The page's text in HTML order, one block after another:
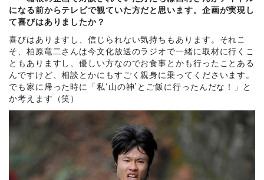
になる前からテレビで観ていた方だと思います。企画が実現し
て喜びはありましたか？
喜びはありますし、信じられない気持ちもあります。それこ
そ、柏原竜二さんは今文化放送のラジオで一緒に取材に行くこ
ともありますし、優しい方なのでお食事とかも行ったことある
んですけど、相談とかにもすごく親身に乗ってくださいます。
でも家に帰った時に「私“山の神”とご飯に行ったんだな！」と
か考えます（笑）